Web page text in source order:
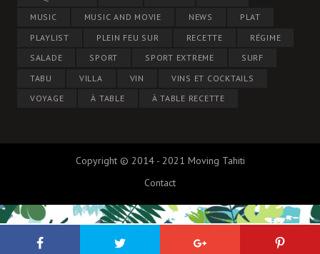
MUSIC
MUSIC AND MOVIE NEWS
PLAT
PLAYLIST
PLEIN FEU SUR RECETTE
RÉGIME
SALADE
SPORT SPORT EXTREME
SURF
TABU
VILLA VIN
VINS ET COCKTAILS
VOYAGE
À TABLE À TABLE RECETTE
Copyright © 2014 - 2021 Moving Tahiti
Contact